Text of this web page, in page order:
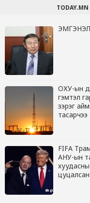
TODAY.MN
ЭМГЭНЭЛ
ОХУ-ын
гэмтэл
зэрэг
тасарчээ
FIFA
АНУ-ын